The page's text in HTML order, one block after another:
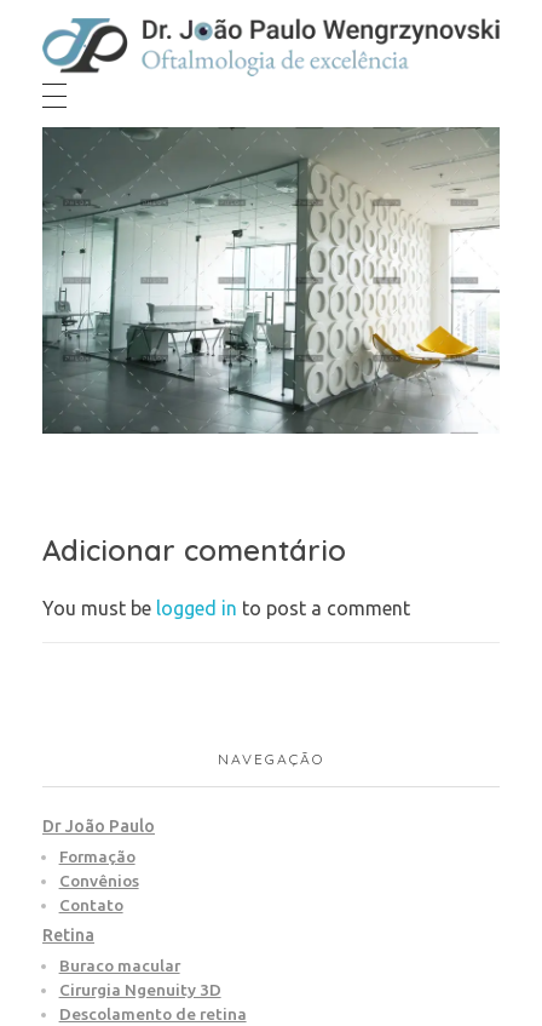
Dr João Paulo Wengrzynovski
Oftalmologista em Curitiba
Adicionar comentário
You must be logged in to post a comment
NAVEGAÇÃO
Dr João Paulo
Formação
Convênios
Contato
Retina
Buraco macular
Cirurgia Ngenuity 3D
Descolamento de retina